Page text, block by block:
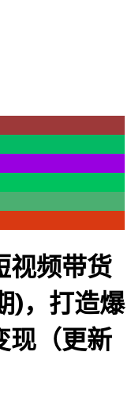
视频带货
)，打造爆
现（更新